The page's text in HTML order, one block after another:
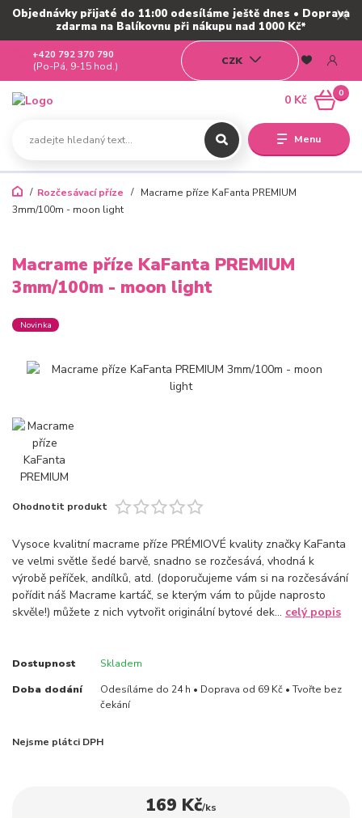
Objednávky přijaté do 11:00 odesíláme ještě dnes • Doprava
zdarma na Balíkovnu při nákupu nad 1000 Kč*
Menu
CZK
+420 792 370 790
(Po-Pá, 9-15 hod.)
0
0 Kč
Rozčesávací příze
Macrame příze KaFanta PREMIUM
3mm/100m - moon light
Macrame příze KaFanta PREMIUM
3mm/100m - moon light
Novinka
Ohodnotit produkt
Vysoce kvalitní macrame příze PRÉMIOVÉ kvality značky KaFanta
ve velmi světle šedé barvě, snadno se rozčesává, vhodná k
výrobě peříček, andílků, atd. (doporučujeme vám si na rozčesávání
pořídit náš Macrame kartáč, se kterým vám to půjde naprosto
skvěle!) můžete z nich vytvořit originální bytové dek... celý popis
Dostupnost Skladem
Doba dodání
Odesíláme do 24 h • Doprava od 69 Kč • Tvořte bez
čekání
Nejsme plátci DPH
169 Kč/ks